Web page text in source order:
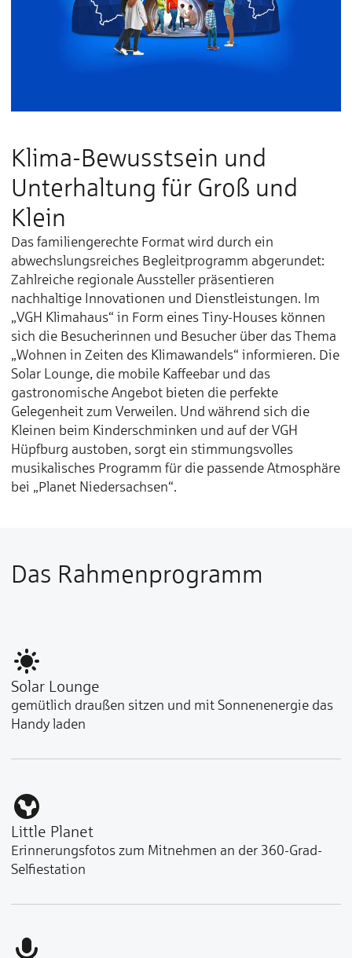
Klima-Bewusstsein und
Unterhaltung für Groß und
Klein
Das familiengerechte Format wird durch ein
abwechslungsreiches Begleitprogramm abgerundet:
Zahlreiche regionale Aussteller präsentieren
nachhaltige Innovationen und Dienstleistungen. Im
„VGH Klimahaus“ in Form eines Tiny-Houses können
sich die Besucherinnen und Besucher über das Thema
„Wohnen in Zeiten des Klimawandels“ informieren. Die
Solar Lounge, die mobile Kaffeebar und das
gastronomische Angebot bieten die perfekte
Gelegenheit zum Verweilen. Und während sich die
Kleinen beim Kinderschminken und auf der VGH
Hüpfburg austoben, sorgt ein stimmungsvolles
musikalisches Programm für die passende Atmosphäre
bei „Planet Niedersachsen“.
Das Rahmenprogramm
Solar Lounge
gemütlich draußen sitzen und mit Sonnenenergie das
Handy laden
Little Planet
Erinnerungsfotos zum Mitnehmen an der 360-Grad-
Selfiestation